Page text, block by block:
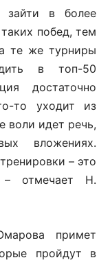
зайти в более
побед, тем
те же турниры
в топ-50
достаточно
то уходит из
воли идет речь,
вложениях.
– это
– отмечает Н.
примет
пройдут в